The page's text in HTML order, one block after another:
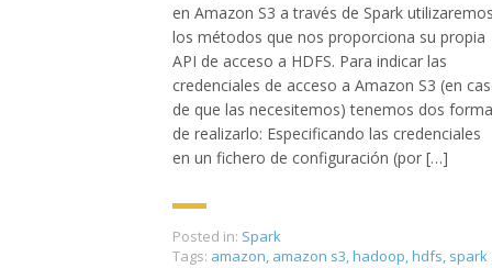
en Amazon S3 a través de Spark utilizaremos
los métodos que nos proporciona su propia
API de acceso a HDFS. Para indicar las
credenciales de acceso a Amazon S3 (en
de que las necesitemos) tenemos dos
de realizarlo: Especificando las credenciales
en un fichero de configuración (por […]
Posted in: Spark
Tags: amazon, amazon s3,hadoop,hdfs, spark